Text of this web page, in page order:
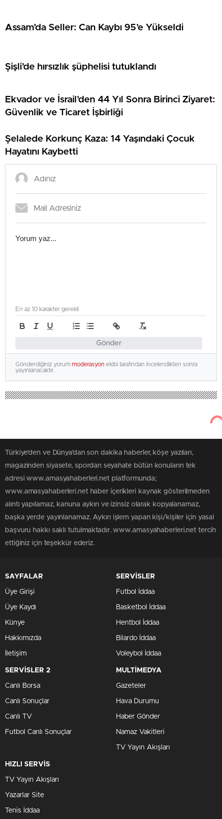
Assam’da Seller: Can Kaybı 95’e Yükseldi
Şişli’de hırsızlık şüphelisi tutuklandı
Ekvador ve İsrail’den 44 Yıl Sonra Birinci Ziyaret:
Güvenlik ve Ticaret İşbirliği
Şelalede Korkunç Kaza: 14 Yaşındaki Çocuk
Hayatını Kaybetti
Gönder
En az 10 karakter gerekli
Gönderdiğiniz yorum moderasyon ekibi tarafından incelendikten sonra
yayınlanacaktır.
Türkiye'den ve Dünya’dan son dakika haberler, köşe yazıları,
magazinden siyasete, spordan seyahate bütün konuların tek
adresi www.amasyahaberleri.net platformunda;
www.amasyahaberleri.net haber içerikleri kaynak gösterilmeden
alıntı yapılamaz, kanuna aykırı ve izinsiz olarak kopyalanamaz,
başka yerde yayınlanamaz. Aykırı işlem yapan kişi/kişiler için yasal
başvuru hakkı saklı tutulmaktadır. www.amasyahaberleri.net tercih
ettiğiniz için teşekkür ederiz.
SAYFALAR
Üye Girişi
Üye Kaydı
Künye
Hakkımızda
İletişim
SERVİSLER
Futbol İddaa
Basketbol İddaa
Hentbol İddaa
Bilardo İddaa
Voleybol İddaa
SERVİSLER 2
Canlı Borsa
Canlı Sonuçlar
Canlı TV
Futbol Canlı Sonuçlar
MULTİMEDYA
Gazeteler
Hava Durumu
Haber Gönder
Namaz Vakitleri
TV Yayın Akışları
HIZLI SERVİS
TV Yayın Akışları
Yazarlar Site
Tenis İddaa